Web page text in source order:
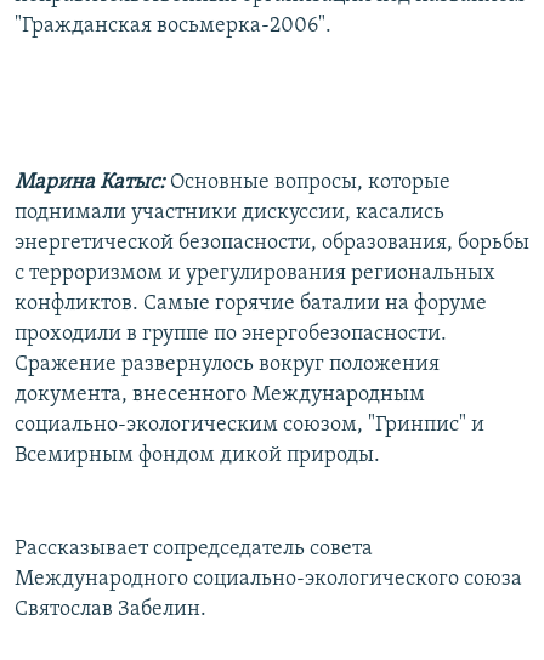
"Гражданская восьмерка-2006".
Марина Катыс: Основные вопросы, которые
поднимали участники дискуссии, касались
энергетической безопасности, образования, борьбы
с терроризмом и урегулирования региональных
конфликтов. Самые горячие баталии на форуме
проходили в группе по энергобезопасности.
Сражение развернулось вокруг положения
документа, внесенного Международным
социально-экологическим союзом, "Гринпис" и
Всемирным фондом дикой природы.
Рассказывает сопредседатель совета
Международного социально-экологического союза
Святослав Забелин.